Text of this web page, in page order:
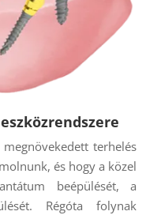
terhelés
és hogy a közel
beépülését, a
Régóta folynak